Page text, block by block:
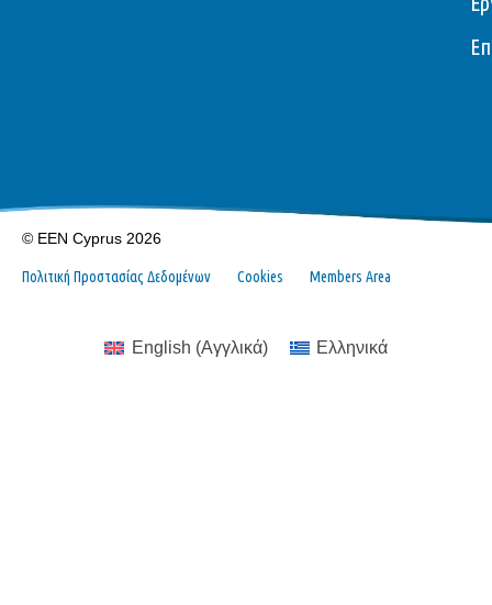
© EEN Cyprus 2026
Πολιτική Προστασίας Δεδομένων Cookies Members Area
English (Αγγλικά) Ελληνικά